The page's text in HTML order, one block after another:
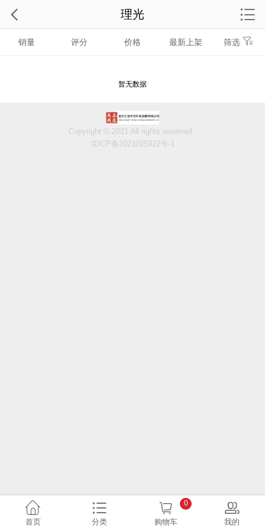
销量 评分 价格 最新上架 筛选
暂无数据
理光
Copyright © 2021 All rights reserved.
京ICP备2021025922号-1
首页 分类 购物车
0
我的